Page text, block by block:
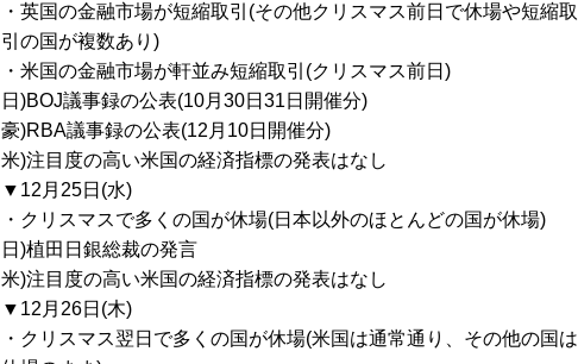
・英国の金融市場が短縮取引(その他クリスマス前日で休場や短縮取
引の国が複数あり)
・米国の金融市場が軒並み短縮取引(クリスマス前日)
日)BOJ議事録の公表(10月30日31日開催分)
豪)RBA議事録の公表(12月10日開催分)
米)注目度の高い米国の経済指標の発表はなし
▼12月25日(水)
・クリスマスで多くの国が休場(日本以外のほとんどの国が休場)
日)植田日銀総裁の発言
米)注目度の高い米国の経済指標の発表はなし
▼12月26日(木)
・クリスマス翌日で多くの国が休場(米国は通常通り、その他の国は